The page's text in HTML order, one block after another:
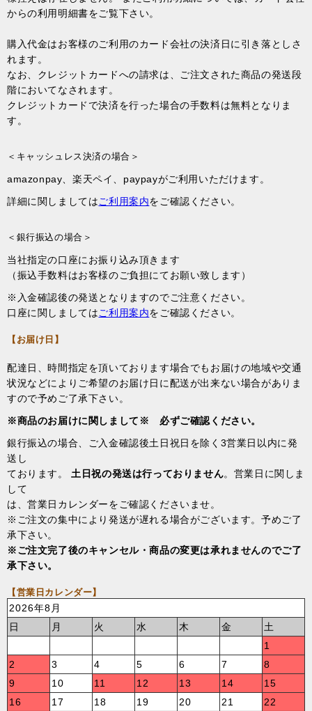
からの利用明細書をご覧下さい。
購入代金はお客様のご利用のカード会社の決済日に引き落としさ
れます。
なお、クレジットカードへの請求は、ご注文された商品の発送段
階においてなされます。
クレジットカードで決済を行った場合の手数料は無料となりま
す。
＜キャッシュレス決済の場合＞
amazonpay、楽天ペイ、paypayがご利用いただけます。
詳細に関しましてはご利用案内をご確認ください。
＜銀行振込の場合＞
当社指定の口座にお振り込み頂きます
（振込手数料はお客様のご負担にてお願い致します）
※入金確認後の発送となりますのでご注意ください。
口座に関しましてはご利用案内をご確認ください。
【お届け日】
配達日、時間指定を頂いております場合でもお届けの地域や交通
状況などによりご希望のお届け日に配送が出来ない場合がありま
すので予めご了承下さい。
※商品のお届けに関しまして※ 必ずご確認ください。
銀行振込の場合、ご入金確認後土日祝日を除く3営業日以内に発
送し
ております。 土日祝の発送は行っておりません。営業日に関しま
して
は、営業日カレンダーをご確認くださいませ。
※ご注文の集中により発送が遅れる場合がございます。予めご了
承下さい。
※ご注文完了後のキャンセル・商品の変更は承れませんのでご了
承下さい。
【営業日カレンダー】
2026年8月
日
月 火 水 木 金
土
1
2
3 4 5 6 7
8
9
10 11 12 13 14
15
16
17 18 19 20 21
22